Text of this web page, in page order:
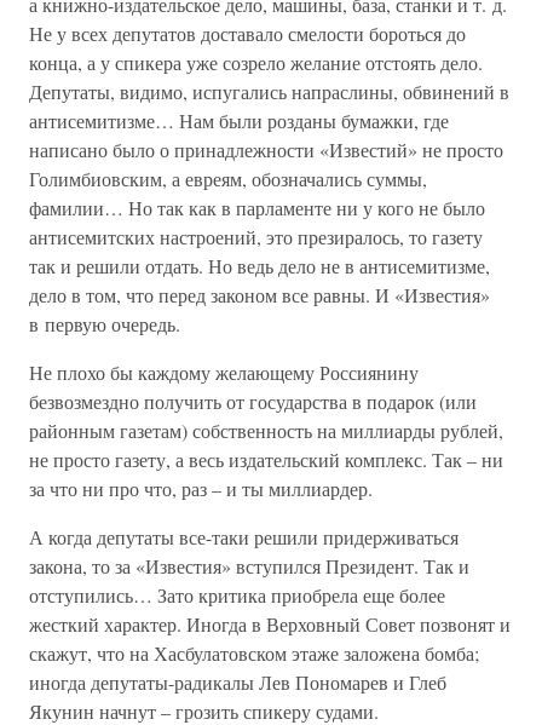
Не у всех депутатов доставало смелости бороться до
конца, а у спикера уже созрело желание отстоять дело.
Депутаты, видимо, испугались напраслины, обвинений в
антисемитизме… Нам были розданы бумажки, где
написано было о принадлежности «Известий» не просто
Голимбиовским, а евреям, обозначались суммы,
фамилии… Но так как в парламенте ни у кого не было
антисемитских настроений, это презиралось, то газету
так и решили отдать. Но ведь дело не в антисемитизме,
дело в том, что перед законом все равны. И «Известия»
в первую очередь.
Не плохо бы каждому желающему Россиянину
безвозмездно получить от государства в подарок (или
районным газетам) собственность на миллиарды рублей,
не просто газету, а весь издательский комплекс. Так – ни
за что ни про что, раз – и ты миллиардер.
А когда депутаты все-таки решили придерживаться
закона, то за «Известия» вступился Президент. Так и
отступились… Зато критика приобрела еще более
жесткий характер. Иногда в Верховный Совет позвонят и
скажут, что на Хасбулатовском этаже заложена бомба;
иногда депутаты-радикалы Лев Пономарев и Глеб
Якунин начнут – грозить спикеру судами.